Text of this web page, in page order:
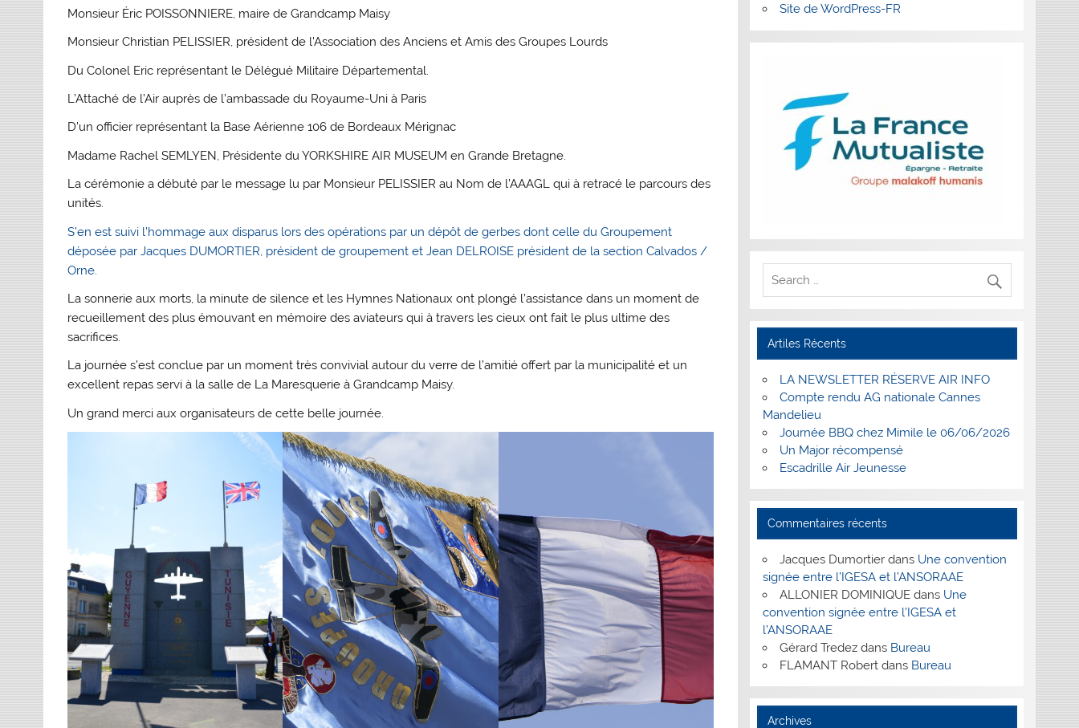
Monsieur Éric POISSONNIERE, maire de Grandcamp Maisy
Monsieur Christian PELISSIER, président de l’Association des Anciens et Amis des Groupes Lourds
Du Colonel Eric représentant le Délégué Militaire Départemental.
L’Attaché de l’Air auprès de l’ambassade du Royaume-Uni à Paris
D’un officier représentant la Base Aérienne 106 de Bordeaux Mérignac
Madame Rachel SEMLYEN, Présidente du YORKSHIRE AIR MUSEUM en Grande Bretagne.
La cérémonie a débuté par le message lu par Monsieur PELISSIER au Nom de l’AAAGL qui à retracé le parcours des
unités.
S’en est suivi l’hommage aux disparus lors des opérations par un dépôt de gerbes dont celle du Groupement
déposée par Jacques DUMORTIER, président de groupement et Jean DELROISE président de la section Calvados /
Orne.
La sonnerie aux morts, la minute de silence et les Hymnes Nationaux ont plongé l’assistance dans un moment de
recueillement des plus émouvant en mémoire des aviateurs qui à travers les cieux ont fait le plus ultime des
sacrifices.
La journée s’est conclue par un moment très convivial autour du verre de l’amitié offert par la municipalité et un
excellent repas servi à la salle de La Maresquerie à Grandcamp Maisy.
Un grand merci aux organisateurs de cette belle journée.
Site de WordPress-FR
Artiles Récents
LA NEWSLETTER RÉSERVE AIR INFO
Compte rendu AG nationale Cannes
Mandelieu
Journée BBQ chez Mimile le 06/06/2026
Un Major récompensé
Escadrille Air Jeunesse
Commentaires récents
Jacques Dumortierdans Une convention
signée entre l’IGESA et l’ANSORAAE
ALLONIER DOMINIQUEdans Une
convention signée entre l’IGESA et
l’ANSORAAE
Gérard Tredezdans Bureau
FLAMANT Robertdans Bureau
Archives